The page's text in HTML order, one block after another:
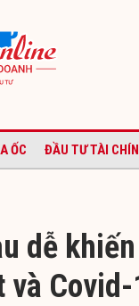
ỐC ĐẦU TƯ TÀI
dễ khiến
và